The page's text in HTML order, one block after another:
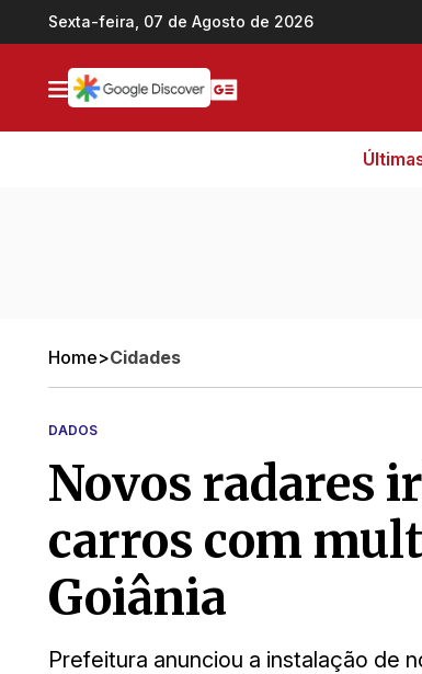
Ir direto pro conteúdo
Sexta-feira, 07 de Agosto de 2026
Home>Cidades
DADOS
Novos radares
carros com
Goiânia
Prefeitura anunciou a instalação de